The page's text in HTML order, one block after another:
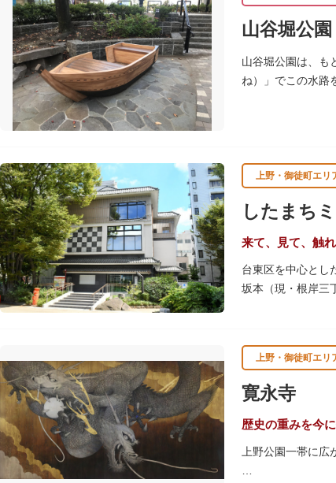
山谷堀公園
山谷堀公園は、も
ね）」でこの水路
上野・御徒町エリ
したまち
来て、見て、触
台東区を中心とし
坂本（現・根岸三
め、下町地域の
上野・御徒町エリ
寛永寺
歴史の重みを今
上野公園一帯に